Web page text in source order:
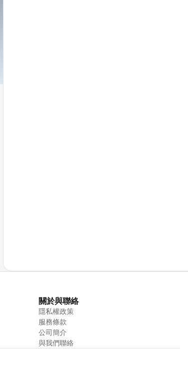
關於與聯絡
隱私權政策
服務條款
公司簡介
與我們聯絡